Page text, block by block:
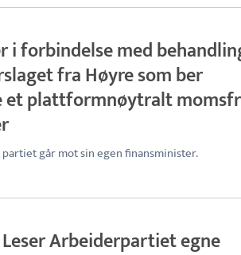
i forbindelse med
fra Høyre som ber
et plattformnøytralt
går mot sin egen finansminister.
Arbeiderpartiet egne